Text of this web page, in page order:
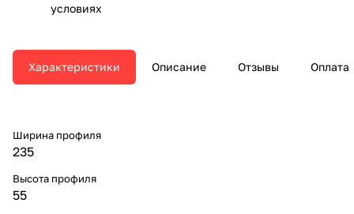
условиях
Характеристики Описание Отзывы Оплата
Ширина профиля
235
Высота профиля
55